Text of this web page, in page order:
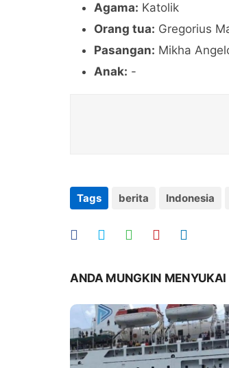
Agama: Katolik
Orang tua: Gregorius
Pasangan: Mikha
Anak: -
Tags berita Indonesia
ANDA MUNGKIN MENYUKAI